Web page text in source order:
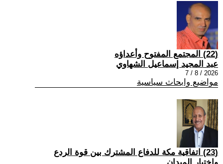
(22) المجتمع المفتوح وأعداؤه
عبد المجيد إسماعيل الشهاوي
2026 / 8 / 7
مواضيع وابحاث سياسية
(23) اتفاقية مكة للدفاع المشترك بين قوة الردع